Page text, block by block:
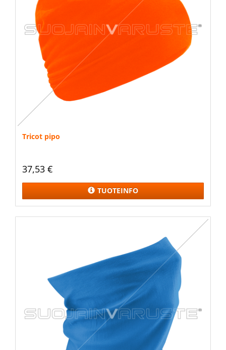
Tricot pipo
37,53 €
TUOTEINFO